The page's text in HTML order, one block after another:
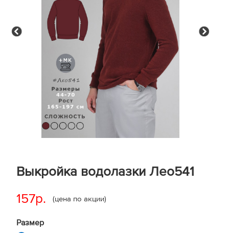
Previous
Выкройка водолазки Лео541
157р. (цена по акции)
Размер